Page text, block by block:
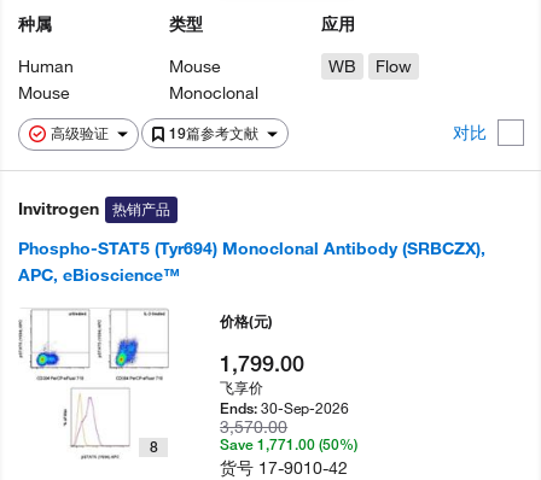
高级验证 19篇参考文献 对比
种属
Human
Mouse
类型
Mouse
Monoclonal
应用
WB
Flow
Invitrogen 热销产品
Phospho-STAT5 (Tyr694) Monoclonal Antibody (SRBCZX),
APC, eBioscience™
8
价格(元)
1,799.00
飞享价
Ends:30-Sep-2026
3,570.00
Save 1,771.00 (50%)
货号 17-9010-42